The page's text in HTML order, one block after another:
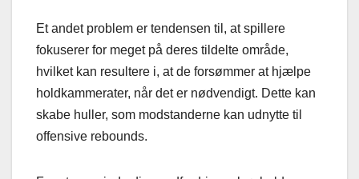
Et andet problem er tendensen til, at spillere
fokuserer for meget på deres tildelte område,
hvilket kan resultere i, at de forsømmer at hjælpe
holdkammerater, når det er nødvendigt. Dette kan
skabe huller, som modstanderne kan udnytte til
offensive rebounds.